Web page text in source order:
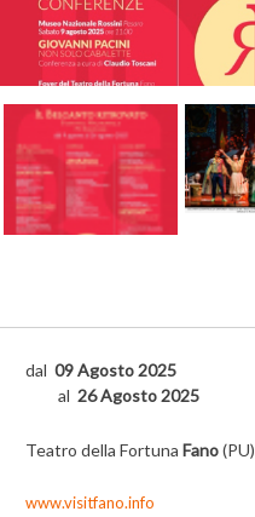
dal 09 Agosto 2025
al 26 Agosto 2025
Teatro della Fortuna Fano(PU)
www.visitfano.info